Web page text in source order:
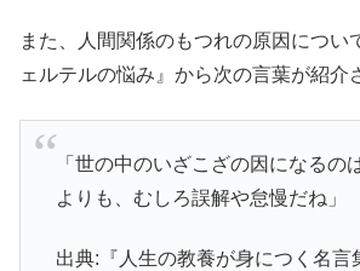
また、人間関係のもつれの原因につい
ェルテルの悩み』から次の言葉が紹介
「世の中のいざこざの因になるの
よりも、むしろ誤解や怠慢だね」
出典:『人生の教養が身につく名